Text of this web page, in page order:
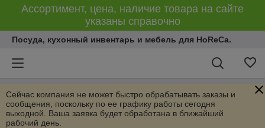
Ассортимент, цена, наличие товара на сайте
указаны справочно
Посуда, кухонный инвентарь и мебель для HoReCa.
Сейчас компания не может быстро обрабатывать заказы и
сообщения, поскольку по ее графику работы сегодня
выходной. Ваша заявка будет обработана в ближайший
рабочий день.